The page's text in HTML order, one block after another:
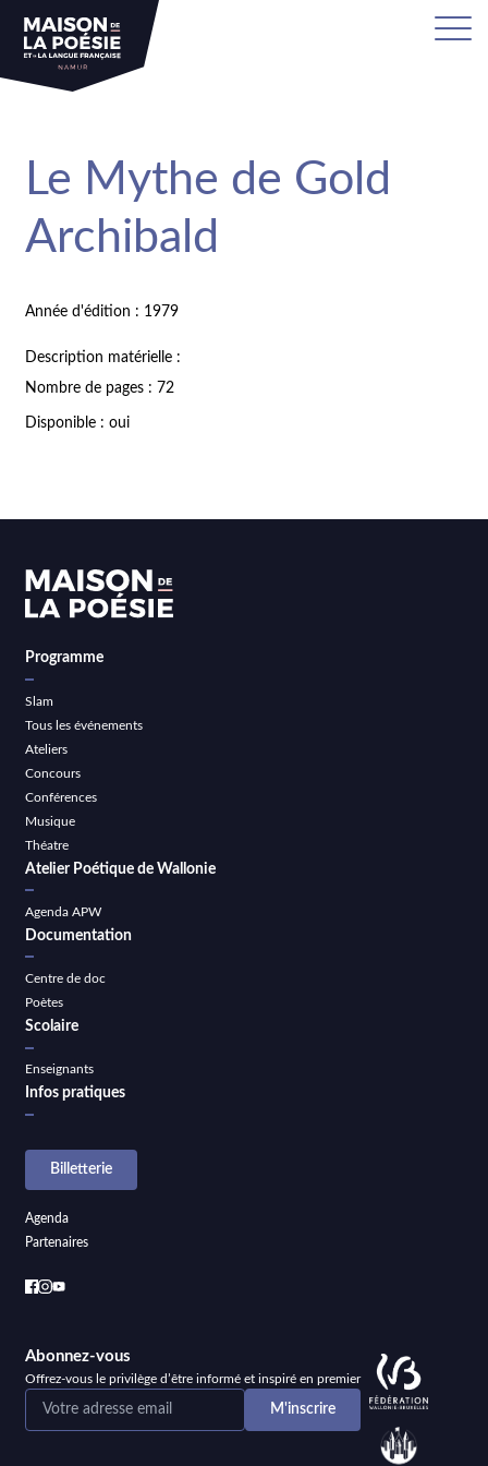
Le Mythe de Gold
Archibald
Année d'édition : 1979
Description matérielle :
Nombre de pages : 72
Disponible : oui
Programme
Slam
Tous les événements
Ateliers
Concours
Conférences
Musique
Théatre
Atelier Poétique de Wallonie
Agenda APW
Documentation
Centre de doc
Poètes
Scolaire
Enseignants
Infos pratiques
Billetterie
Agenda
Partenaires
Abonnez-vous
Offrez-vous le privilège d’être informé et inspiré en premier